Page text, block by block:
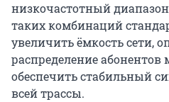
низкочастотный
таких комбинаций
увеличить ёмкость сети,
распределение
обеспечить стабильный
всей трассы.